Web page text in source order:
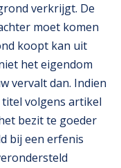
verkrijgt. De
moet komen
koopt kan uit
het eigendom
vervalt dan. Indien
volgens artikel
bezit te goeder
bij een erfenis